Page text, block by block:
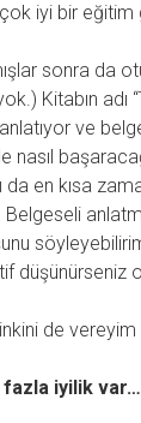
iyi bir eğitim
sonra da
Kitabın adı
ve
da en kısa
de
iyilik var…